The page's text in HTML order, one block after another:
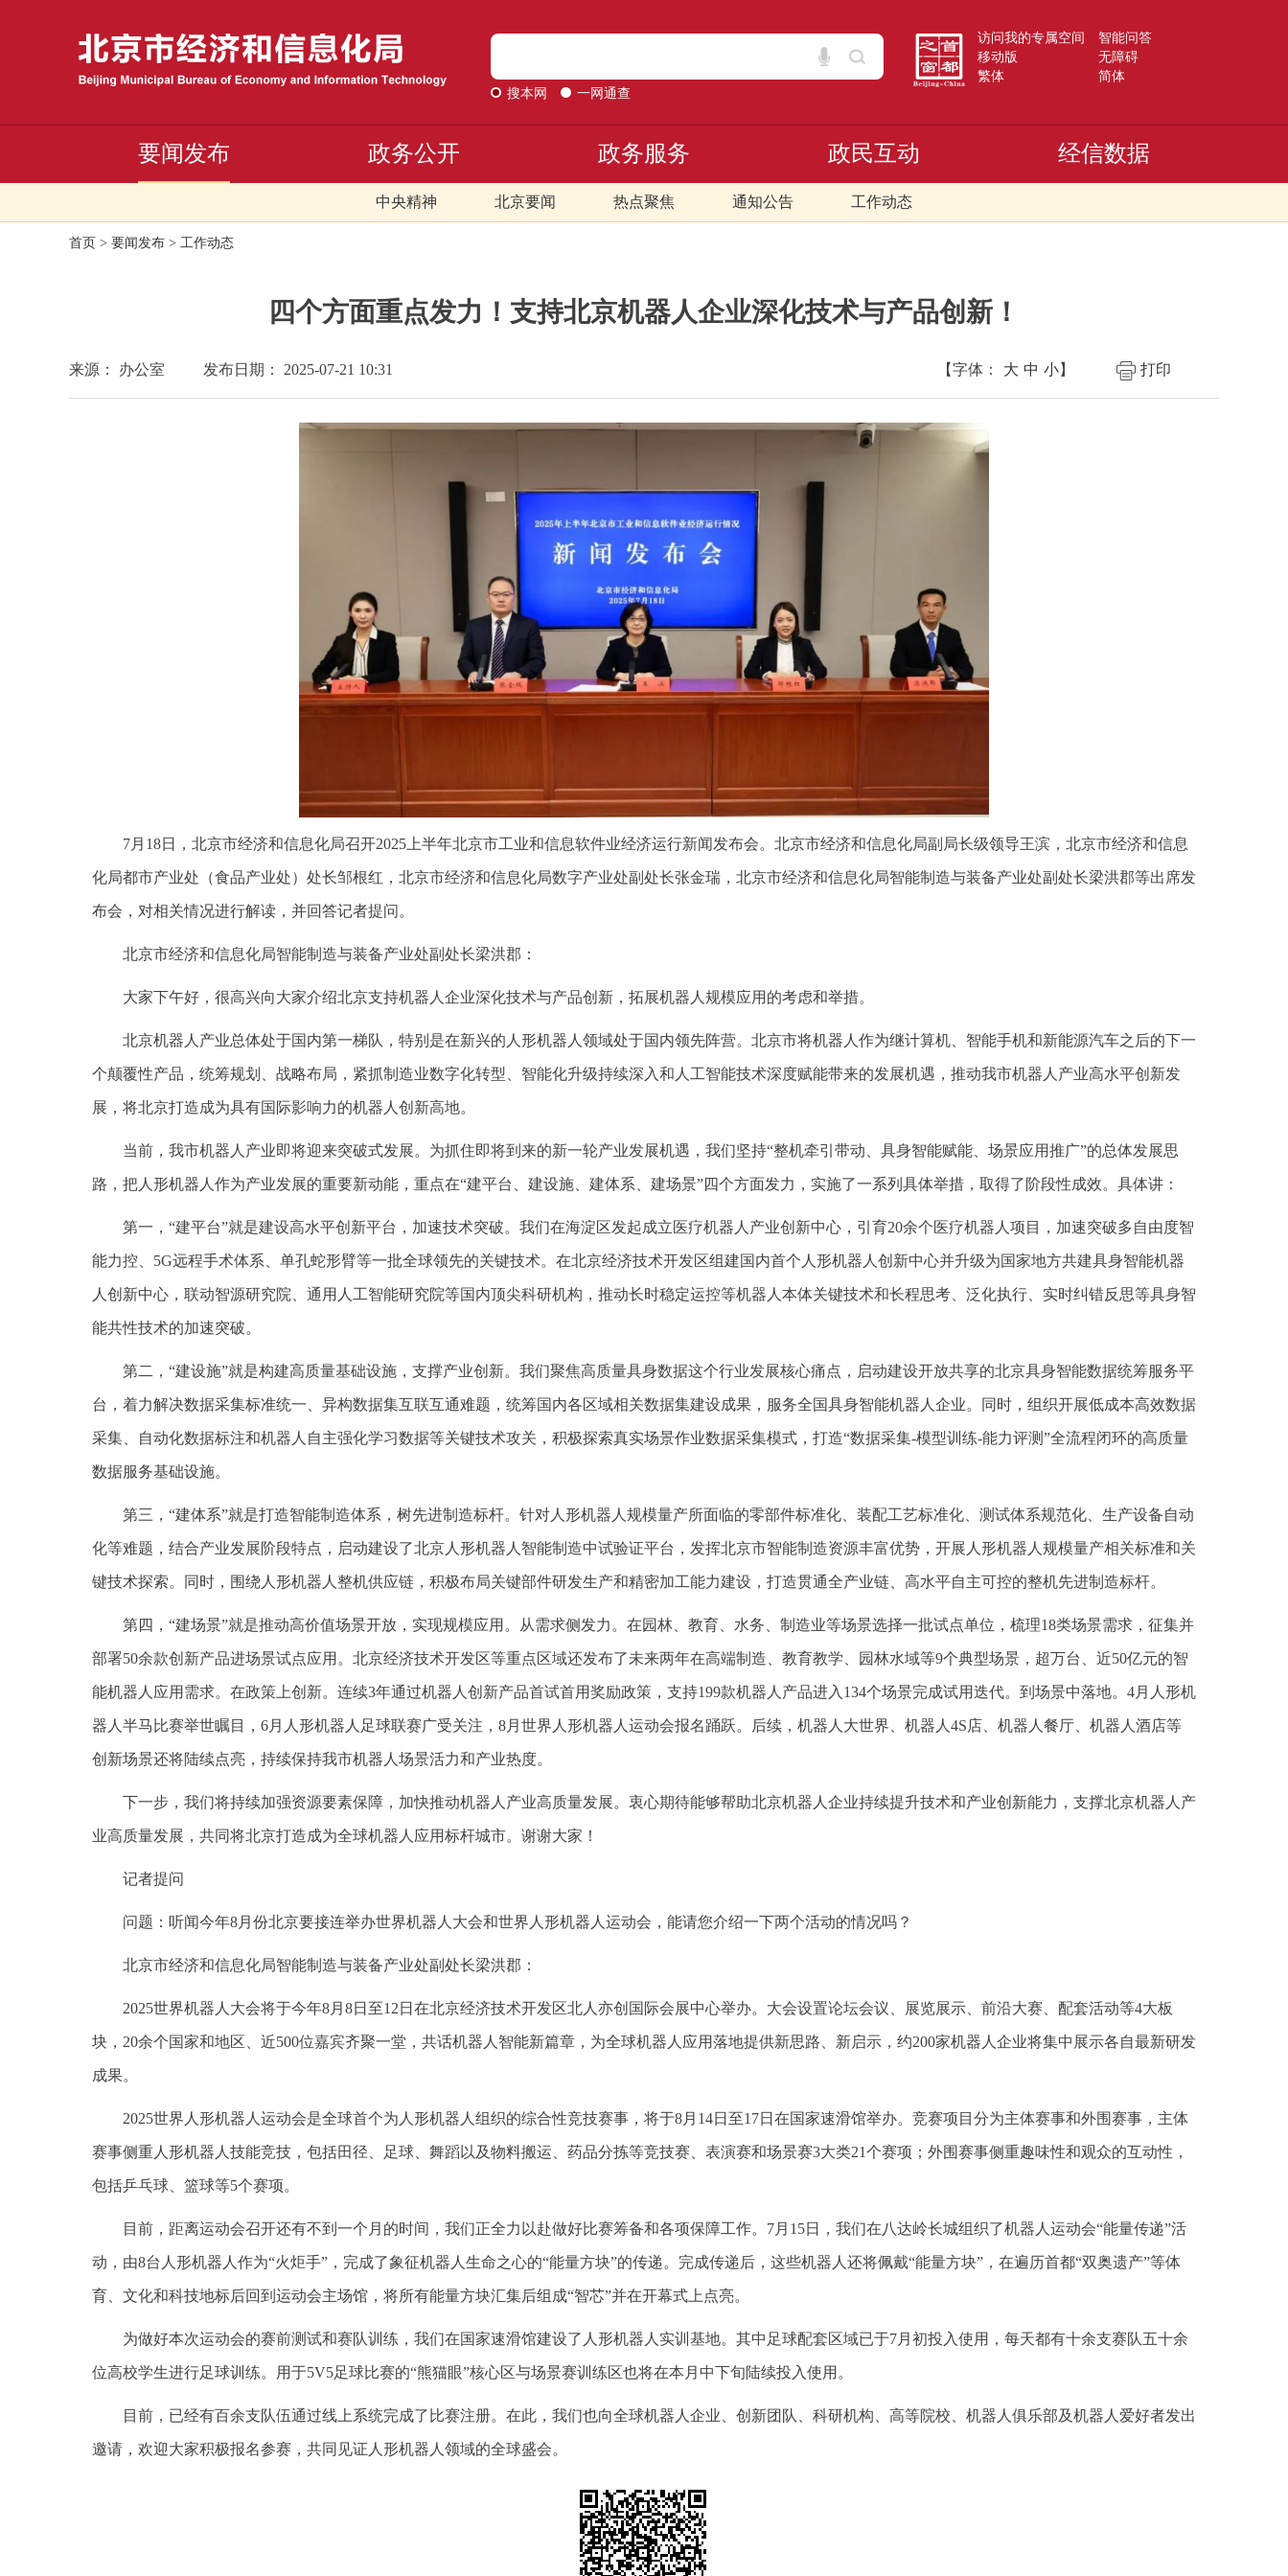
搜本网 一网通查
访问我的专属空间
智能问答
移动版
无障碍
繁体
简体
要闻发布
中央精神 北京要闻 热点聚焦 通知公告 工作动态
政务公开 政务服务 政民互动 经信数据
首页 > 要闻发布 > 工作动态
四个方面重点发力！支持北京机器人企业深化技术与产品创新！
来源： 办公室 发布日期： 2025-07-21 10:31 【字体： 大 中 小】 打印
7月18日，北京市经济和信息化局召开2025上半年北京市工业和信息软件业经济运行新闻发布会。北京市经济和信息化局副局长级领导王滨，北京市经济和信息
化局都市产业处（食品产业处）处长邹根红，北京市经济和信息化局数字产业处副处长张金瑞，北京市经济和信息化局智能制造与装备产业处副处长梁洪郡等出席发
布会，对相关情况进行解读，并回答记者提问。
北京市经济和信息化局智能制造与装备产业处副处长梁洪郡：
大家下午好，很高兴向大家介绍北京支持机器人企业深化技术与产品创新，拓展机器人规模应用的考虑和举措。
北京机器人产业总体处于国内第一梯队，特别是在新兴的人形机器人领域处于国内领先阵营。北京市将机器人作为继计算机、智能手机和新能源汽车之后的下一
个颠覆性产品，统筹规划、战略布局，紧抓制造业数字化转型、智能化升级持续深入和人工智能技术深度赋能带来的发展机遇，推动我市机器人产业高水平创新发
展，将北京打造成为具有国际影响力的机器人创新高地。
当前，我市机器人产业即将迎来突破式发展。为抓住即将到来的新一轮产业发展机遇，我们坚持“整机牵引带动、具身智能赋能、场景应用推广”的总体发展思
路，把人形机器人作为产业发展的重要新动能，重点在“建平台、建设施、建体系、建场景”四个方面发力，实施了一系列具体举措，取得了阶段性成效。具体讲：
第一，“建平台”就是建设高水平创新平台，加速技术突破。我们在海淀区发起成立医疗机器人产业创新中心，引育20余个医疗机器人项目，加速突破多自由度智
能力控、5G远程手术体系、单孔蛇形臂等一批全球领先的关键技术。在北京经济技术开发区组建国内首个人形机器人创新中心并升级为国家地方共建具身智能机器
人创新中心，联动智源研究院、通用人工智能研究院等国内顶尖科研机构，推动长时稳定运控等机器人本体关键技术和长程思考、泛化执行、实时纠错反思等具身智
能共性技术的加速突破。
第二，“建设施”就是构建高质量基础设施，支撑产业创新。我们聚焦高质量具身数据这个行业发展核心痛点，启动建设开放共享的北京具身智能数据统筹服务平
台，着力解决数据采集标准统一、异构数据集互联互通难题，统筹国内各区域相关数据集建设成果，服务全国具身智能机器人企业。同时，组织开展低成本高效数据
采集、自动化数据标注和机器人自主强化学习数据等关键技术攻关，积极探索真实场景作业数据采集模式，打造“数据采集-模型训练-能力评测”全流程闭环的高质量
数据服务基础设施。
第三，“建体系”就是打造智能制造体系，树先进制造标杆。针对人形机器人规模量产所面临的零部件标准化、装配工艺标准化、测试体系规范化、生产设备自动
化等难题，结合产业发展阶段特点，启动建设了北京人形机器人智能制造中试验证平台，发挥北京市智能制造资源丰富优势，开展人形机器人规模量产相关标准和关
键技术探索。同时，围绕人形机器人整机供应链，积极布局关键部件研发生产和精密加工能力建设，打造贯通全产业链、高水平自主可控的整机先进制造标杆。
第四，“建场景”就是推动高价值场景开放，实现规模应用。从需求侧发力。在园林、教育、水务、制造业等场景选择一批试点单位，梳理18类场景需求，征集并
部署50余款创新产品进场景试点应用。北京经济技术开发区等重点区域还发布了未来两年在高端制造、教育教学、园林水域等9个典型场景，超万台、近50亿元的智
能机器人应用需求。在政策上创新。连续3年通过机器人创新产品首试首用奖励政策，支持199款机器人产品进入134个场景完成试用迭代。到场景中落地。4月人形机
器人半马比赛举世瞩目，6月人形机器人足球联赛广受关注，8月世界人形机器人运动会报名踊跃。后续，机器人大世界、机器人4S店、机器人餐厅、机器人酒店等
创新场景还将陆续点亮，持续保持我市机器人场景活力和产业热度。
下一步，我们将持续加强资源要素保障，加快推动机器人产业高质量发展。衷心期待能够帮助北京机器人企业持续提升技术和产业创新能力，支撑北京机器人产
业高质量发展，共同将北京打造成为全球机器人应用标杆城市。谢谢大家！
记者提问
问题：听闻今年8月份北京要接连举办世界机器人大会和世界人形机器人运动会，能请您介绍一下两个活动的情况吗？
北京市经济和信息化局智能制造与装备产业处副处长梁洪郡：
2025世界机器人大会将于今年8月8日至12日在北京经济技术开发区北人亦创国际会展中心举办。大会设置论坛会议、展览展示、前沿大赛、配套活动等4大板
块，20余个国家和地区、近500位嘉宾齐聚一堂，共话机器人智能新篇章，为全球机器人应用落地提供新思路、新启示，约200家机器人企业将集中展示各自最新研发
成果。
2025世界人形机器人运动会是全球首个为人形机器人组织的综合性竞技赛事，将于8月14日至17日在国家速滑馆举办。竞赛项目分为主体赛事和外围赛事，主体
赛事侧重人形机器人技能竞技，包括田径、足球、舞蹈以及物料搬运、药品分拣等竞技赛、表演赛和场景赛3大类21个赛项；外围赛事侧重趣味性和观众的互动性，
包括乒乓球、篮球等5个赛项。
目前，距离运动会召开还有不到一个月的时间，我们正全力以赴做好比赛筹备和各项保障工作。7月15日，我们在八达岭长城组织了机器人运动会“能量传递”活
动，由8台人形机器人作为“火炬手”，完成了象征机器人生命之心的“能量方块”的传递。完成传递后，这些机器人还将佩戴“能量方块”，在遍历首都“双奥遗产”等体
育、文化和科技地标后回到运动会主场馆，将所有能量方块汇集后组成“智芯”并在开幕式上点亮。
为做好本次运动会的赛前测试和赛队训练，我们在国家速滑馆建设了人形机器人实训基地。其中足球配套区域已于7月初投入使用，每天都有十余支赛队五十余
位高校学生进行足球训练。用于5V5足球比赛的“熊猫眼”核心区与场景赛训练区也将在本月中下旬陆续投入使用。
目前，已经有百余支队伍通过线上系统完成了比赛注册。在此，我们也向全球机器人企业、创新团队、科研机构、高等院校、机器人俱乐部及机器人爱好者发出
邀请，欢迎大家积极报名参赛，共同见证人形机器人领域的全球盛会。